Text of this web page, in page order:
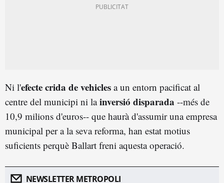
Ni l'efecte crida de vehicles a un entorn pacificat al
centre del municipi ni lainversió disparada --més de
10,9 milions d'euros-- que haurà d'assumir una empresa
municipal per a la seva reforma, han estat motius
suficients perquè Ballart freni aquesta operació.
NEWSLETTER METROPOLI